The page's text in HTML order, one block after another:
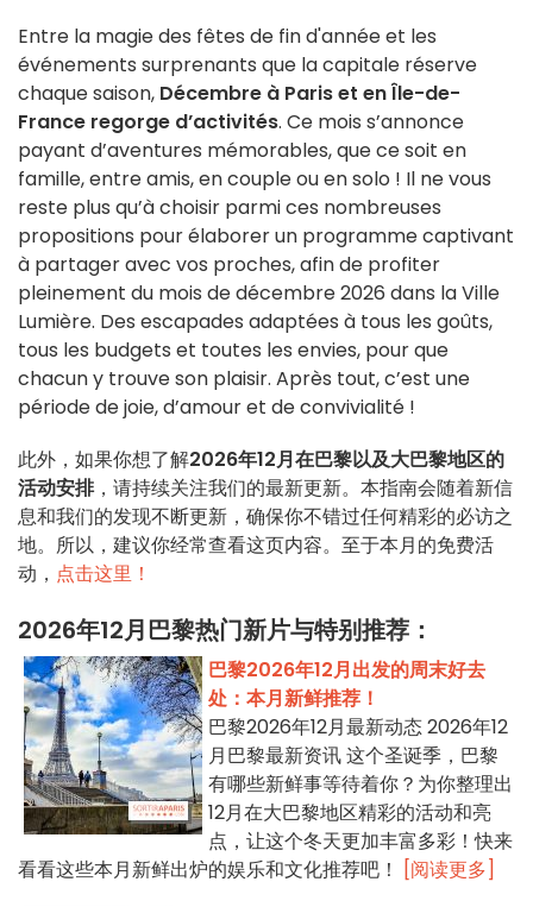
Entre la magie des fêtes de fin d'année et les
événements surprenants que la capitale réserve
chaque saison, Décembre à Paris et en Île-de-
France regorge d’activités. Ce mois s’annonce
payant d’aventures mémorables, que ce soit en
famille, entre amis, en couple ou en solo ! Il ne vous
reste plus qu’à choisir parmi ces nombreuses
propositions pour élaborer un programme captivant
à partager avec vos proches, afin de profiter
pleinement du mois de décembre 2026 dans la Ville
Lumière. Des escapades adaptées à tous les goûts,
tous les budgets et toutes les envies, pour que
chacun y trouve son plaisir. Après tout, c’est une
période de joie, d’amour et de convivialité !
此外，如果你想了解2026年12月在巴黎以及大巴黎地区的
活动安排，请持续关注我们的最新更新。本指南会随着新信
息和我们的发现不断更新，确保你不错过任何精彩的必访之
地。所以，建议你经常查看这页内容。至于本月的免费活
动， 点击这里！
2026年12月巴黎热门新片与特别推荐：
巴黎2026年12月出发的周末好去
处：本月新鲜推荐！
巴黎2026年12月最新动态 2026年12
月巴黎最新资讯 这个圣诞季，巴黎
有哪些新鲜事等待着你？为你整理出
12月在大巴黎地区精彩的活动和亮
点，让这个冬天更加丰富多彩！快来
看看这些本月新鲜出炉的娱乐和文化推荐吧！
[阅读更多]